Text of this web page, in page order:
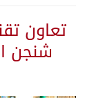
تعاون
شنجن